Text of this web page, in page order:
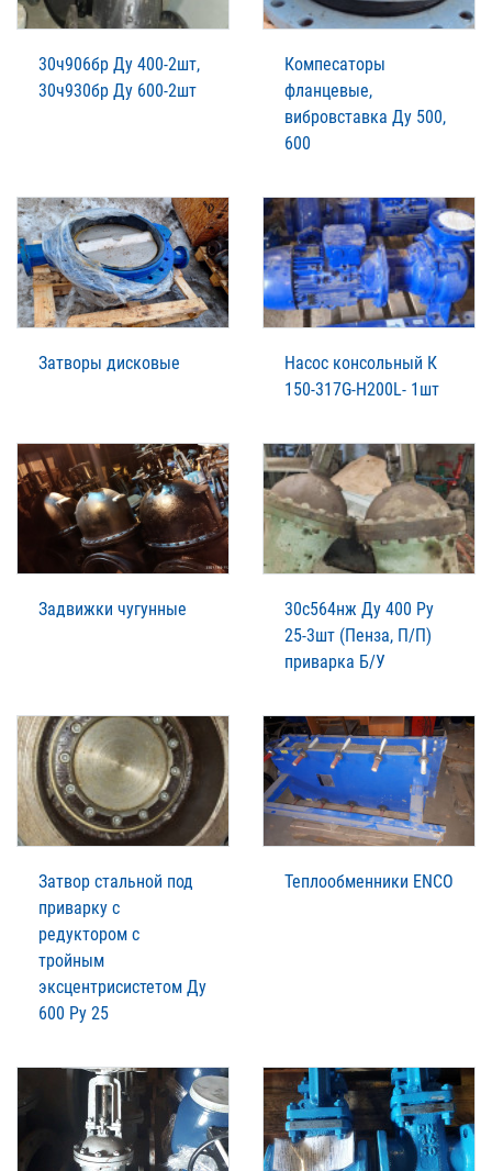
30ч906бр Ду 400-2шт,
30ч930бр Ду 600-2шт
Компесаторы
фланцевые,
вибровставка Ду 500,
600
Затворы дисковые
Насос консольный К
150-317G-H200L- 1шт
Задвижки чугунные
30с564нж Ду 400 Ру
25-3шт (Пенза, П/П)
приварка Б/У
Затвор стальной под
приварку с
редуктором с
тройным
эксцентрисистетом Ду
600 Ру 25
Теплообменники ENCO